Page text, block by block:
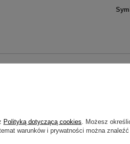
pytania i odpowiedzi
Polityką dotyczącą cookies . Możesz
warunków i prywatności można